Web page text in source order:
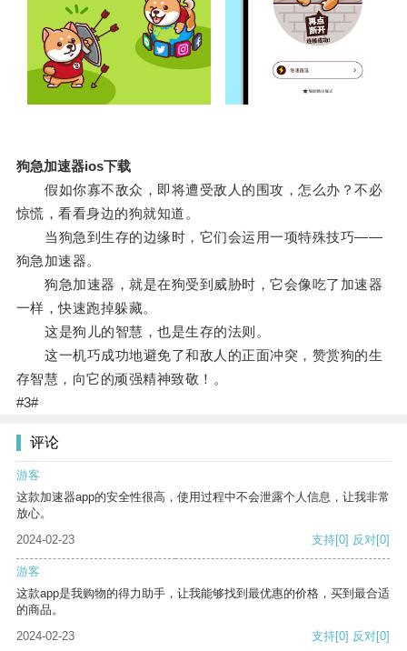
狗急加速器ios下载
假如你寡不敌众，即将遭受敌人的围攻，怎么办？不必
惊慌，看看身边的狗就知道。
当狗急到生存的边缘时，它们会运用一项特殊技巧——
狗急加速器。
狗急加速器，就是在狗受到威胁时，它会像吃了加速器
一样，快速跑掉躲藏。
这是狗儿的智慧，也是生存的法则。
这一机巧成功地避免了和敌人的正面冲突，赞赏狗的生
存智慧，向它的顽强精神致敬！。
#3#
评论
游客
这款加速器app的安全性很高，使用过程中不会泄露个人信息，让我非常
放心。
2024-02-23
支持[0] 反对[0]
游客
这款app是我购物的得力助手，让我能够找到最优惠的价格，买到最合适
的商品。
2024-02-23
支持[0] 反对[0]